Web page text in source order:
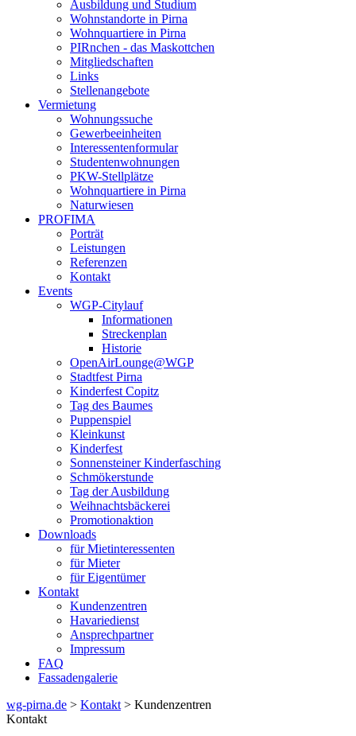
Ausbildung und Studium
Wohnstandorte in Pirna
Wohnquartiere in Pirna
PIRnchen - das Maskottchen
Mitgliedschaften
Links
Stellenangebote
Vermietung
Wohnungssuche
Gewerbeeinheiten
Interessentenformular
Studentenwohnungen
PKW-Stellplätze
Wohnquartiere in Pirna
Naturwiesen
PROFIMA
Porträt
Leistungen
Referenzen
Kontakt
Events
WGP-Citylauf
Informationen
Streckenplan
Historie
OpenAirLounge@WGP
Stadtfest Pirna
Kinderfest Copitz
Tag des Baumes
Puppenspiel
Kleinkunst
Kinderfest
Sonnensteiner Kinderfasching
Schmökerstunde
Tag der Ausbildung
Weihnachtsbäckerei
Promotionaktion
Downloads
für Mietinteressenten
für Mieter
für Eigentümer
Kontakt
Kundenzentren
Havariedienst
Ansprechpartner
Impressum
FAQ
Fassadengalerie
wg-pirna.de > Kontakt > Kundenzentren
Kontakt